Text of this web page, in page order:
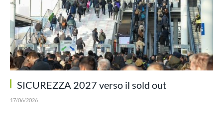
SICUREZZA 2027 verso il sold out
17/06/2026